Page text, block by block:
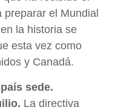
el Mundial
la historia se
esta vez como
y Canadá.
sede.
La directiva